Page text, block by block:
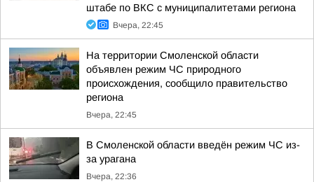
штабе по ВКС с муниципалитетами региона
Вчера, 22:45
На территории Смоленской области
объявлен режим ЧС природного
происхождения, сообщило правительство
региона
Вчера, 22:45
В Смоленской области введён режим ЧС из-
за урагана
Вчера, 22:36